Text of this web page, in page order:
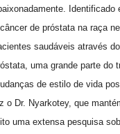
Identificado
de próstata na raça
saudáveis através
uma grande parte do
de estilo de vida
o Dr. Nyarkotey, que
uma extensa pesquisa